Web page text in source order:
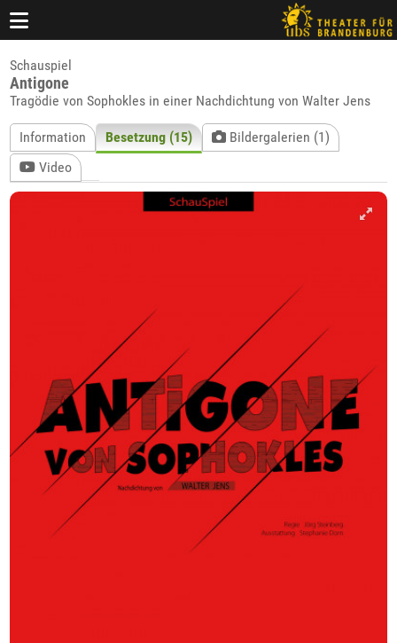
Schauspiel
Antigone
Tragödie von Sophokles in einer Nachdichtung von Walter Jens
Information Besetzung (15)
Bildergalerien (1)
Video